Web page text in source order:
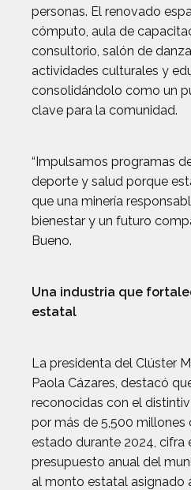
personas. El renovado
cómputo, aula de
consultorio, salón de
actividades culturales y
consolidándolo como un
clave para la comunidad.
“Impulsamos programas
deporte y salud porque
que una minería
bienestar y un futuro
Bueno.
Una industria que
estatal
La presidenta del Clúster
Paola Cázares, destacó
reconocidas con el
por más de 5,500
estado durante 2024, cifra
presupuesto anual del
al monto estatal asignado